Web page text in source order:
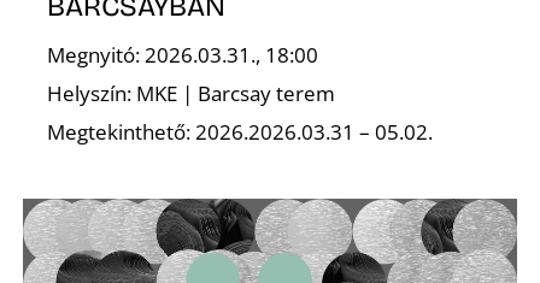
Megnyitó: 2026.03.31., 18:00
Helyszín: MKE | Barcsay terem
Megtekinthető: 2026.2026.03.31 – 05.02.